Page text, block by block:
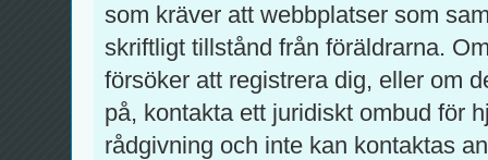
som kräver att webbplatser som
skriftligt tillstånd från föräldrarna.
försöker att registrera dig, eller om
på, kontakta ett juridiskt ombud för
rådgivning och inte kan kontaktas